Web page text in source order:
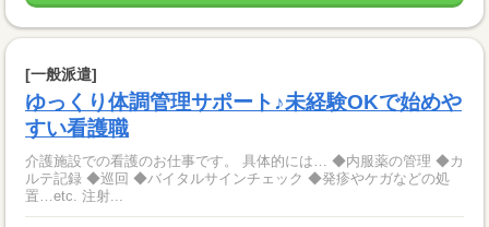
[一般派遣]
ゆっくり体調管理サポート♪未経験OKで始めや
すい看護職
介護施設での看護のお仕事です。 具体的には… ◆内服薬の管理 ◆カ
ルテ記録 ◆巡回 ◆バイタルサインチェック ◆発疹やケガなどの処
置…etc. 注射...